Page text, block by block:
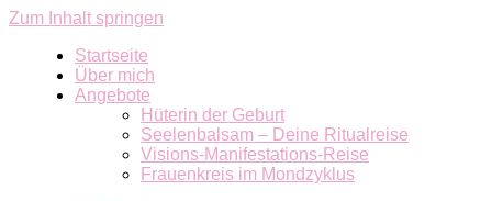
Zum Inhalt springen
Startseite
Über mich
Angebote
Hüterin der Geburt
Seelenbalsam – Deine Ritualreise
Visions-Manifestations-Reise
Frauenkreis im Mondzyklus